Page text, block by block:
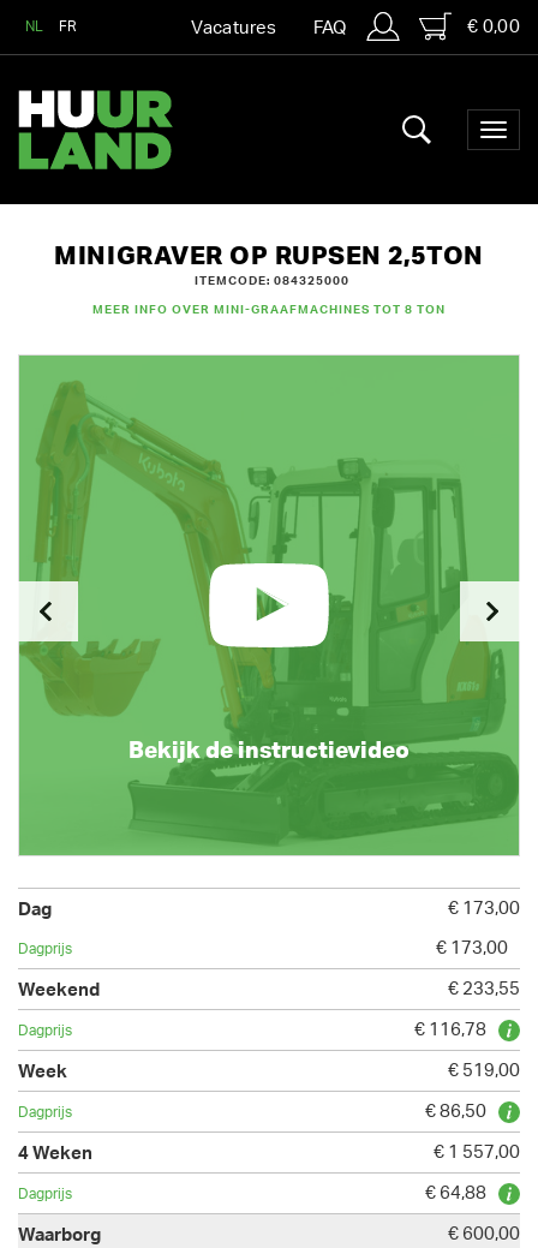
NL FR Vacatures FAQ € 0,00
MINIGRAVER OP RUPSEN 2,5TON
ITEMCODE: 084325000
MEER INFO OVER MINI-GRAAFMACHINES TOT 8 TON
Bekijk de instructievideo
€ 173,00
€ 173,00
€ 233,55
€ 116,78
€ 519,00
€ 86,50
€ 1 557,00
€ 64,88
€ 600,00